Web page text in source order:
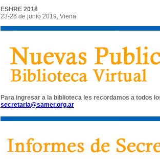
ESHRE 2018
23-26 de junio 2019, Viena
Para ingresar a la biblioteca les recordamos a todos
secretaria@samer.org.ar